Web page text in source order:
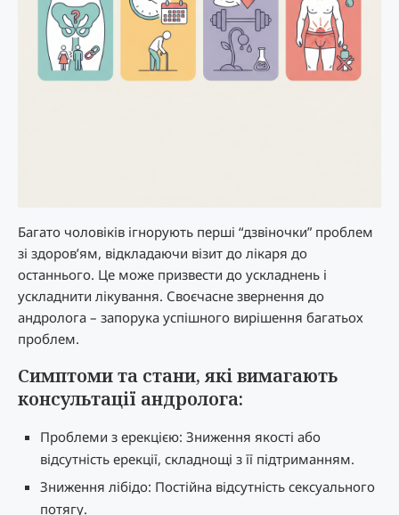
Багато чоловіків ігнорують перші “дзвіночки” проблем
зі здоров’ям, відкладаючи візит до лікаря до
останнього. Це може призвести до ускладнень і
ускладнити лікування. Своєчасне звернення до
андролога – запорука успішного вирішення багатьох
проблем.
Симптоми та стани, які вимагають
консультації андролога:
Проблеми з ерекцією: Зниження якості або
відсутність ерекції, складнощі з її підтриманням.
Зниження лібідо: Постійна відсутність сексуального
потягу.